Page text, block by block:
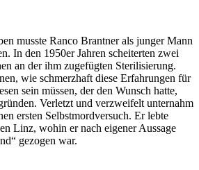
musste Ranco Brantner als junger Mann
In den 1950er Jahren scheiterten zwei
an der ihm zugefügten Sterilisierung.
wie schmerzhaft diese Erfahrungen für
sein müssen, der den Wunsch hatte,
Verletzt und verzweifelt unternahm
ersten Selbstmordversuch. Er lebte
Linz, wohin er nach eigener Aussage
gezogen war.